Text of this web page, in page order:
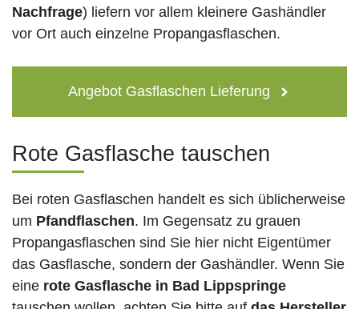
Nachfrage) liefern vor allem kleinere Gashändler
vor Ort auch einzelne Propangasflaschen.
Angebot Gasflaschen Lieferung
Rote Gasflasche tauschen
Bei roten Gasflaschen handelt es sich üblicherweise
um Pfandflaschen. Im Gegensatz zu grauen
Propangasflaschen sind Sie hier nicht Eigentümer
das Gasflasche, sondern der Gashändler. Wenn Sie
eine rote Gasflasche in Bad Lippspringe